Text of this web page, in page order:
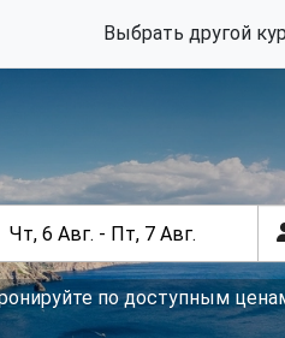
Выбрать другой
по доступным